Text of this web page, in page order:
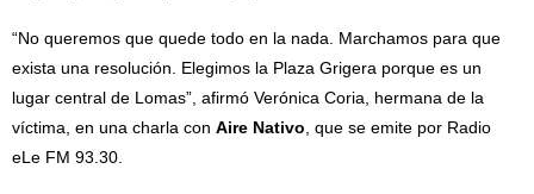
“No queremos que quede todo en la nada. Marchamos para que
exista una resolución. Elegimos la Plaza Grigera porque es un
lugar central de Lomas”, afirmó Verónica Coria, hermana de la
víctima, en una charla con Aire Nativo, que se emite por Radio
eLe FM 93.30.